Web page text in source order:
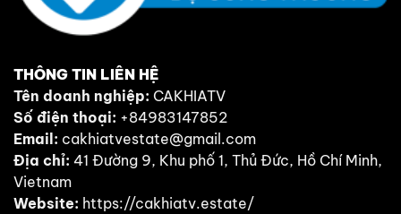
THÔNG TIN LIÊN HỆ
Tên doanh nghiệp: CAKHIATV
Số điện thoại: +84983147852
Email: cakhiatvestate@gmail.com
Địa chỉ: 41 Đường 9, Khu phố 1, Thủ Đức, Hồ Chí Minh,
Vietnam
Website: https://cakhiatv.estate/